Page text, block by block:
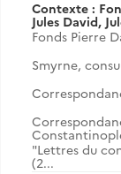
Contexte :
Jules David,
Fonds Pierre
Smyrne,
"Lettres du
(2...